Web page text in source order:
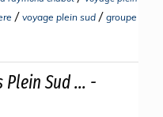
/ voyage plein sud / groupe
Sud ... -